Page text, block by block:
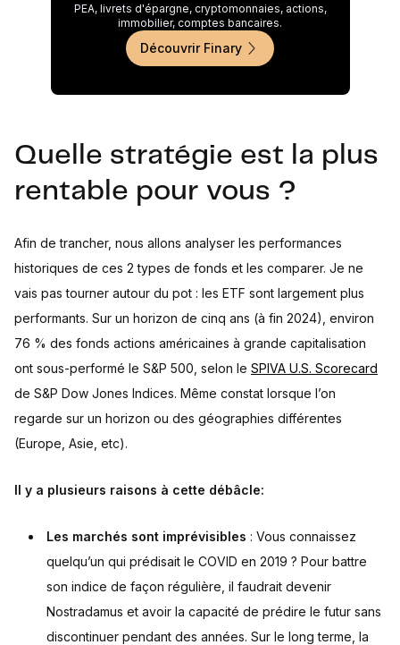
PEA, livrets d'épargne, cryptomonnaies, actions,
immobilier, comptes bancaires.
Découvrir Finary
Quelle stratégie est la plus
rentable pour vous ?
Afin de trancher, nous allons analyser les performances
historiques de ces 2 types de fonds et les comparer. Je ne
vais pas tourner autour du pot : les ETF sont largement plus
performants. Sur un horizon de cinq ans (à fin 2024), environ
76 % des fonds actions américaines à grande capitalisation
ont sous-performé le S&P 500, selon le SPIVA U.S. Scorecard
de S&P Dow Jones Indices. Même constat lorsque l’on
regarde sur un horizon ou des géographies différentes
(Europe, Asie, etc).
Il y a plusieurs raisons à cette débâcle:
Les marchés sont imprévisibles : Vous connaissez
quelqu’un qui prédisait le COVID en 2019 ? Pour battre
son indice de façon régulière, il faudrait devenir
Nostradamus et avoir la capacité de prédire le futur sans
discontinuer pendant des années. Sur le long terme, la